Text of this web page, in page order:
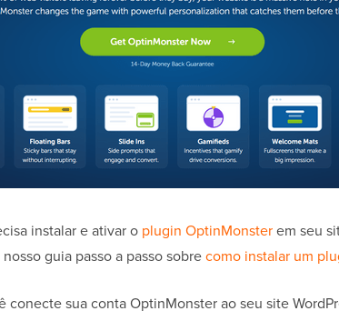
instalar e ativar o plugin OptinMonsterem seu
guia passo a passo sobrecomo instalar um
conecte sua conta OptinMonster ao seu site